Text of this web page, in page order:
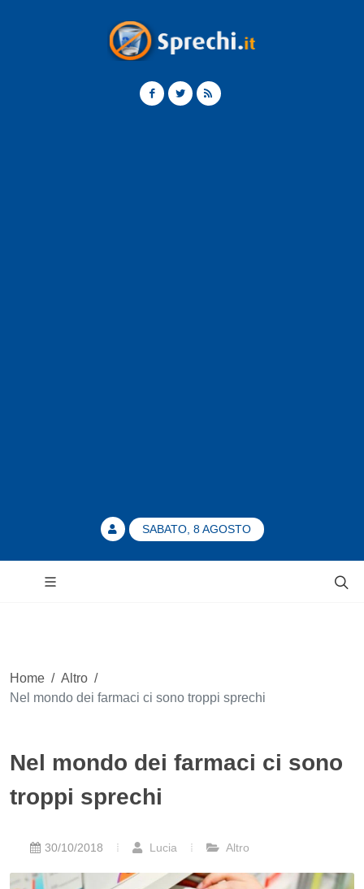
SABATO, 8 AGOSTO
Home / Altro /
Nel mondo dei farmaci ci sono troppi sprechi
Nel mondo dei farmaci ci sono
troppi sprechi
30/10/2018 Lucia Altro